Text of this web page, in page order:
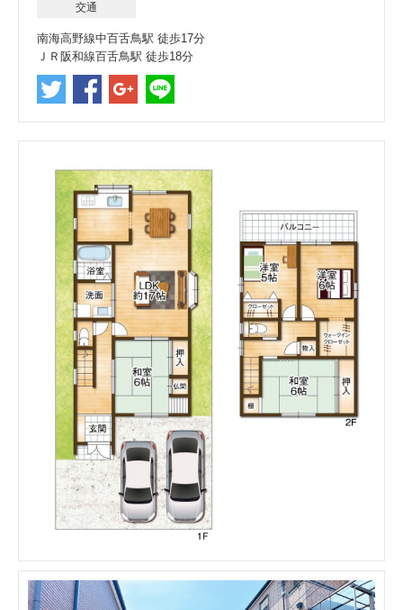
交通
南海高野線中百舌鳥駅 徒歩17分
ＪＲ阪和線百舌鳥駅 徒歩18分